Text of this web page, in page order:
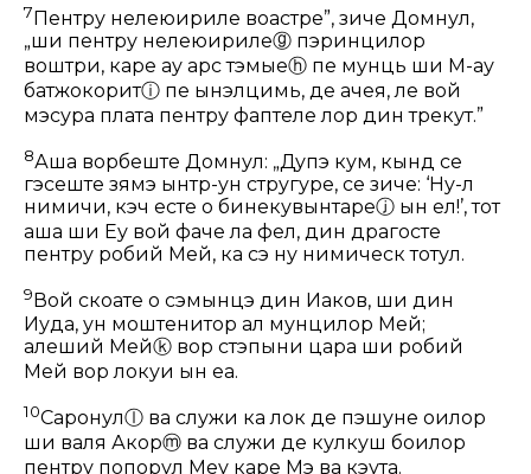
7Пентру нелеӂюириле воастре”, зиче Домнул,
„ши пентру нелеӂюирилеⓖ пэринцилор
воштри, каре ау арс тэмыеⓗ пе мунць ши М-ау
батжокоритⓘ пе ынэлцимь, де ачея, ле вой
мэсура плата пентру фаптеле лор дин трекут.”
8Аша ворбеште Домнул: „Дупэ кум, кынд се
гэсеште зямэ ынтр-ун стругуре, се зиче: ‘Ну-л
нимичи, кэч есте о бинекувынтареⓙ ын ел!’, тот
аша ши Еу вой фаче ла фел, дин драгосте
пентру робий Мей, ка сэ ну нимическ тотул.
9 Вой скоате о сэмынцэ дин Иаков, ши дин
Иуда, ун моштенитор ал мунцилор Мей;
алеший Мейⓚ вор стэпыни цара ши робий
Мей вор локуи ын еа.
10Саронулⓛ ва служи ка лок де пэшуне оилор
ши валя Акорⓜ ва служи де кулкуш боилор
пентру попорул Меу каре Мэ ва кэута.